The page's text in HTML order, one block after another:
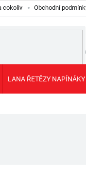
cokoliv Obchodní
LANA ŘETĚZY NAPÍNÁKY